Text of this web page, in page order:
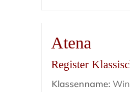
Atena
Register
Klassenname: